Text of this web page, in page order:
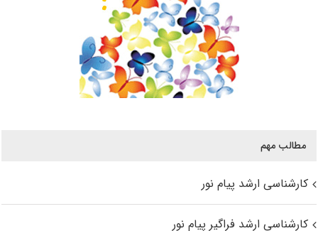
مطالب مهم
کارشناسی ارشد پیام نور
کارشناسی ارشد فراگیر پیام نور